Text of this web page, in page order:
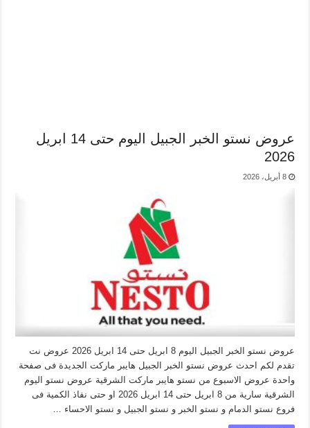
عروض نستو الخبر الجبيل اليوم حتى 14 ابريل
2026
8 أبريل، 2026
عروض نستو الخبر الجبيل اليوم 8 ابريل حتى 14 ابريل 2026 عروض نت
تقدم لكم احدث عروض نستو الخبر الجبيل هايبر ماركت الجديدة فى صفحة
واحدة عروض الاسبوع من نستو هايبر ماركت الشرقية عروض نستو اليوم
الشرقية سارية من 8 ابريل حتى 14 ابريل 2026 او حتى نفاذ الكمية فى
فروع نستو الدمام و نستو الخبر و نستو الجبيل و نستو الاحساء …